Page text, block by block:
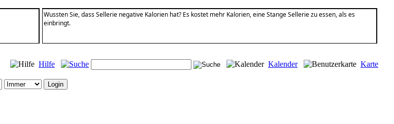
Wussten Sie, dass Sellerie negative Kalorien hat? Es kostet mehr Kalorien, eine Stange Sellerie zu essen, als es
einbringt.
Hilfe Kalender
Karte